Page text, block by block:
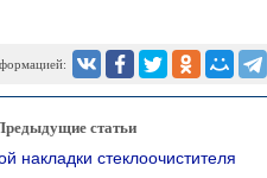
статьи
накладки стеклоочистителя